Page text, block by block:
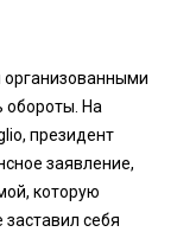
обороты. На
президент
заявление,
которую
себя